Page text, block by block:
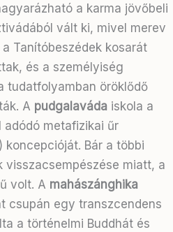
a karma jövőbeli
vált ki, mivel merev
Tanítóbeszédek kosarát
és a személyiség
tudatfolyamban öröklődő
A pudgalavádaiskola a
adódó metafizikai űr
koncepcióját. Bár a többi
visszacsempészése miatt, a
volt. A mahászánghika
csupán egy transzcendens
a történelmi Buddhát és